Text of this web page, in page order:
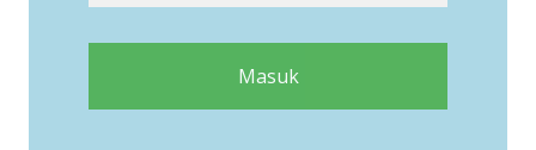
Masuk